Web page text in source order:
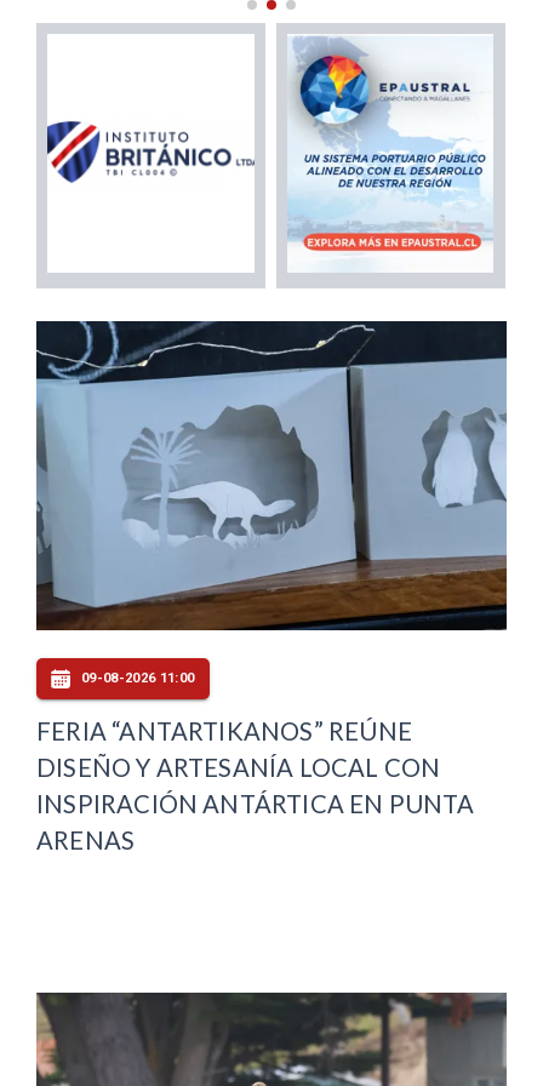
09-08-2026 11:00
FERIA “ANTARTIKANOS” REÚNE
DISEÑO Y ARTESANÍA LOCAL CON
INSPIRACIÓN ANTÁRTICA EN PUNTA
ARENAS